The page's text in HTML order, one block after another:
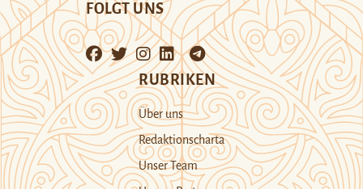
FOLGT UNS
RUBRIKEN
Über uns
Redaktionscharta
Unser Team